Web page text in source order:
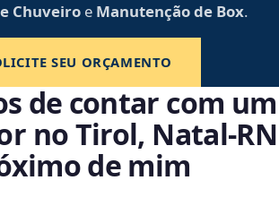
Chuveiroe Manutenção de Box.
SEU ORÇAMENTO
de contar com um
no Tirol, Natal‑RN
de mim